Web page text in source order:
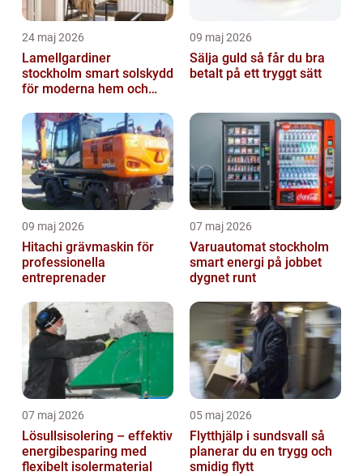
24 maj 2026
Lamellgardiner
stockholm smart solskydd
för moderna hem och
09 maj 2026
Sälja guld så får du bra
betalt på ett tryggt sätt
09 maj 2026
Hitachi grävmaskin för
professionella
entreprenader
07 maj 2026
Varuautomat stockholm
smart energi på jobbet
dygnet runt
07 maj 2026
Lösullsisolering – effektiv
energibesparing med
flexibelt isolermaterial
05 maj 2026
Flytthjälp i sundsvall så
planerar du en trygg och
smidig flytt